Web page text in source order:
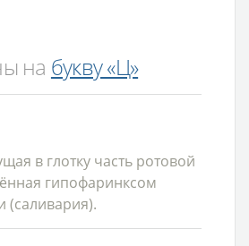
на букву «Ц»
в глотку часть ротовой
гипофаринксом
(саливария).